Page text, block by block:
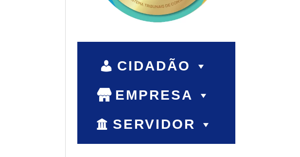
CIDADÃO
EMPRESA
SERVIDOR